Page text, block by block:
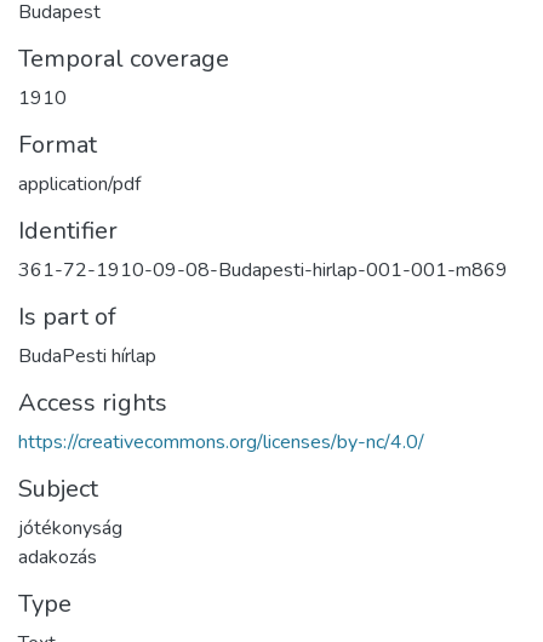
Budapest
Temporal coverage
1910
Format
application/pdf
Identifier
361-72-1910-09-08-Budapesti-hirlap-001-001-m869
Is part of
BudaPesti hírlap
Access rights
https://creativecommons.org/licenses/by-nc/4.0/
Subject
jótékonyság
adakozás
Type